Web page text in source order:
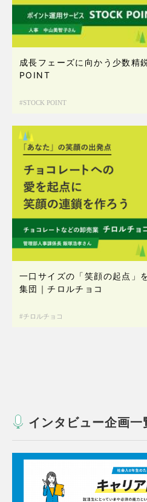
成長フェーズに向かう少数精
POINT
STOCK POINT
一口サイズの「笑顔の起点」
集団｜チロルチョコ
チロルチョコ
インタビュー企画一